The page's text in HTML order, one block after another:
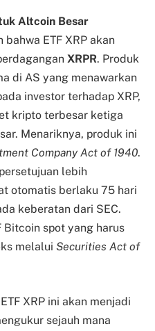
Altcoin Besar
ETF XRP akan
XRPR. Produk
di AS yang menawarkan
investor terhadap XRP,
kripto terbesar ketiga
Menariknya, produk ini
Company Act of 1940.
lebih
otomatis berlaku 75 hari
keberatan dari SEC.
Bitcoin spot yang harus
melalui Securities Act of
XRP ini akan menjadi
sejauh mana